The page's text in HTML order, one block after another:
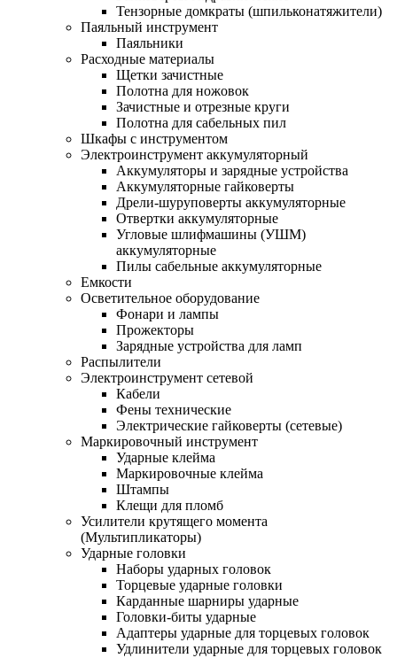
Тензорные домкраты (шпильконатяжители)
Паяльный инструмент
Паяльники
Расходные материалы
Щетки зачистные
Полотна для ножовок
Зачистные и отрезные круги
Полотна для сабельных пил
Шкафы с инструментом
Электроинструмент аккумуляторный
Аккумуляторы и зарядные устройства
Аккумуляторные гайковерты
Дрели-шуруповерты аккумуляторные
Отвертки аккумуляторные
Угловые шлифмашины (УШМ)
аккумуляторные
Пилы сабельные аккумуляторные
Емкости
Осветительное оборудование
Фонари и лампы
Прожекторы
Зарядные устройства для ламп
Распылители
Электроинструмент сетевой
Кабели
Фены технические
Электрические гайковерты (сетевые)
Маркировочный инструмент
Ударные клейма
Маркировочные клейма
Штампы
Клещи для пломб
Усилители крутящего момента
(Мультипликаторы)
Ударные головки
Наборы ударных головок
Торцевые ударные головки
Карданные шарниры ударные
Головки-биты ударные
Адаптеры ударные для торцевых головок
Удлинители ударные для торцевых головок